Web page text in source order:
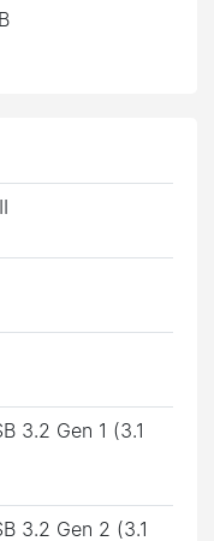
3.2 Gen 1 (3.1
3.2 Gen 2 (3.1